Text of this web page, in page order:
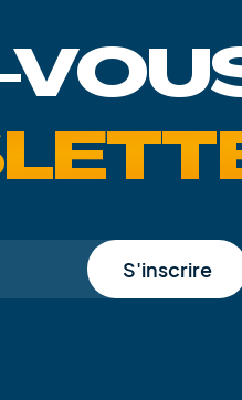
S'inscrire